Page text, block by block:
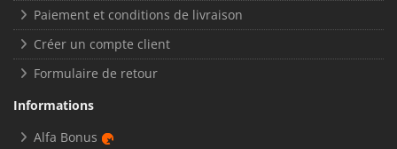
Paiement et conditions de livraison
Créer un compte client
Formulaire de retour
Informations
Alfa Bonus